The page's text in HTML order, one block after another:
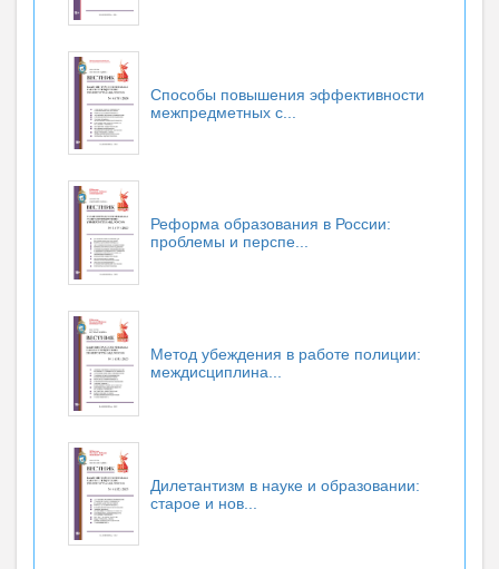
Способы повышения эффективности
межпредметных с...
Реформа образования в России:
проблемы и перспе...
Метод убеждения в работе полиции:
междисциплина...
Дилетантизм в науке и образовании:
старое и нов...